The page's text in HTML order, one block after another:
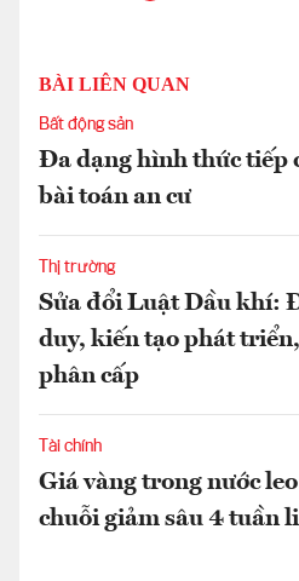
BÀI LIÊN QUAN
Bất động sản
Đa dạng hình thức tiếp
bài toán an cư
Thị trường
Sửa đổi Luật Dầu khí:
duy, kiến tạo phát
phân cấp
Tài chính
Giá vàng trong nước
chuỗi giảm sâu 4 tuần